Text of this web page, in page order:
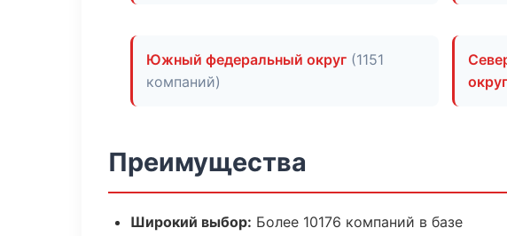
Южный федеральный округ (1151
компаний)
округ
Преимущества
Широкий выбор: Более 10176 компаний в базе